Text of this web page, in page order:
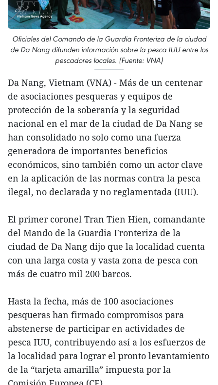
Oficiales del Comando de la Guardia Fronteriza de la ciudad
de Da Nang difunden información sobre la pesca IUU entre los
pescadores locales. (Fuente: VNA)
Da Nang, Vietnam (VNA) - Más de un centenar
de asociaciones pesqueras y equipos de
protección de la soberanía y la seguridad
nacional en el mar de la ciudad de Da Nang se
han consolidado no solo como una fuerza
generadora de importantes beneficios
económicos, sino también como un actor clave
en la aplicación de las normas contra la pesca
ilegal, no declarada y no reglamentada (IUU).
El primer coronel Tran Tien Hien, comandante
del Mando de la Guardia Fronteriza de la
ciudad de Da Nang dijo que la localidad cuenta
con una larga costa y vasta zona de pesca con
más de cuatro mil 200 barcos.
Hasta la fecha, más de 100 asociaciones
pesqueras han firmado compromisos para
abstenerse de participar en actividades de
pesca IUU, contribuyendo así a los esfuerzos de
la localidad para lograr el pronto levantamiento
de la “tarjeta amarilla” impuesta por la